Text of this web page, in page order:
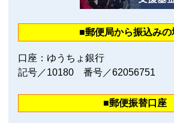
■郵便局から振込みの
口座：ゆうちょ銀行
記号／10180 番号／62056751
■郵便振替口座